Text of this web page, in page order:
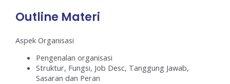
Outline Materi
Aspek Organisasi
Pengenalan organisasi
Struktur, Fungsi, Job Desc, Tanggung Jawab,
Sasaran dan Peran